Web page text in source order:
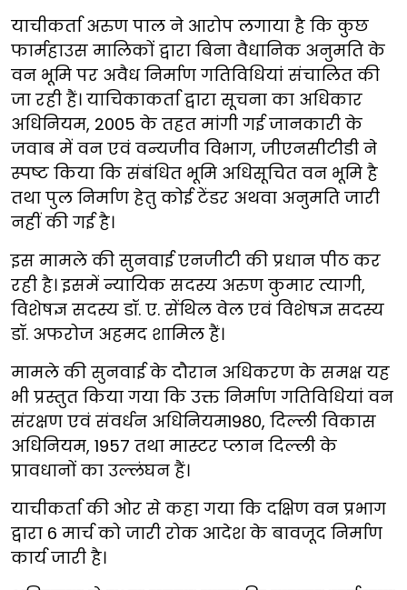
याचीकर्ता अरुण पाल ने आरोप लगाया है कि कुछ
फार्महाउस मालिकों द्वारा बिना वैधानिक अनुमति के
वन भूमि पर अवैध निर्माण गतिविधियां संचालित की
जा रही हैं। याचिकाकर्ता द्वारा सूचना का अधिकार
अधिनियम, 2005 के तहत मांगी गई जानकारी के
जवाब में वन एवं वन्यजीव विभाग, जीएनसीटीडी ने
स्पष्ट किया कि संबंधित भूमि अधिसूचित वन भूमि है
तथा पुल निर्माण हेतु कोई टेंडर अथवा अनुमति जारी
नहीं की गई है।
इस मामले की सुनवाई एनजीटी की प्रधान पीठ कर
रही है। इसमें न्यायिक सदस्य अरुण कुमार त्यागी,
विशेषज्ञ सदस्य डॉ. ए. सेंथिल वेल एवं विशेषज्ञ सदस्य
डॉ. अफरोज अहमद शामिल हैं।
मामले की सुनवाई के दौरान अधिकरण के समक्ष यह
भी प्रस्तुत किया गया कि उक्त निर्माण गतिविधियां वन
संरक्षण एवं संवर्धन अधिनियम1980, दिल्ली विकास
अधिनियम, 1957 तथा मास्टर प्लान दिल्ली के
प्रावधानों का उल्लंघन हैं।
याचीकर्ता की ओर से कहा गया कि दक्षिण वन प्रभाग
द्वारा 6 मार्च को जारी रोक आदेश के बावजूद निर्माण
कार्य जारी है।